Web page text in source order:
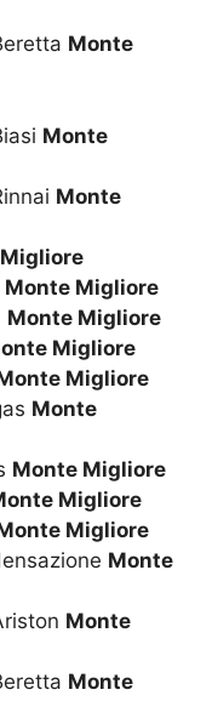
Monte
Monte
Monte
Monte Migliore
Monte Migliore
Migliore
Migliore
Monte
Monte Migliore
Migliore
Migliore
Monte
Monte
Monte